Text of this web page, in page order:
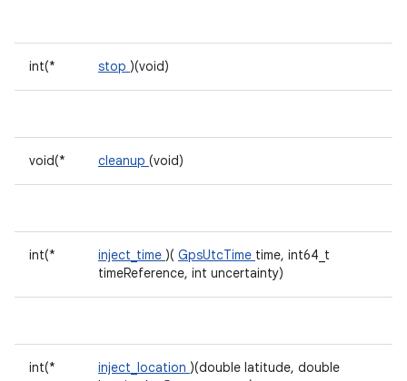
int(* stop )(void)
void(* cleanup (void)
int(* inject_time )( GpsUtcTime time, int64_t
timeReference, int uncertainty)
int(* inject_location )(double latitude, double